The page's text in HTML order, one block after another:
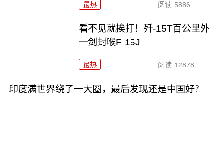
最热 阅读 5886
看不见就挨打！歼-15T百公里外
一剑封喉F-15J
最热 阅读 12878
印度满世界绕了一大圈，最后发现还是中国好？